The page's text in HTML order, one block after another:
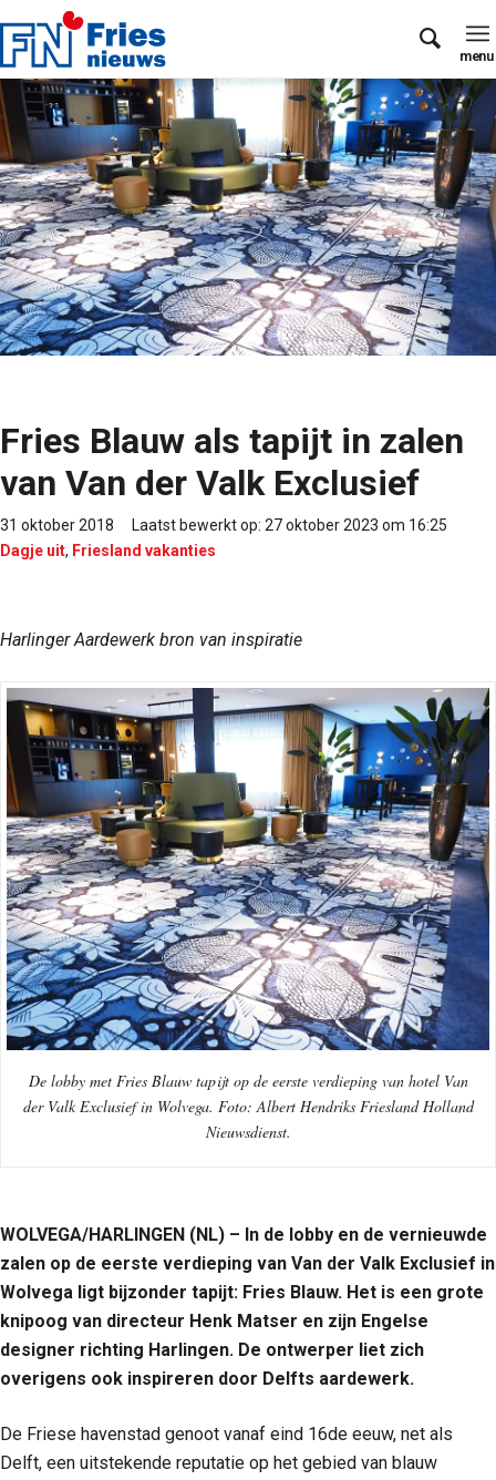
Fries Blauw als tapijt in zalen
van Van der Valk Exclusief
31 oktober 2018
Laatst bewerkt op: 27 oktober 2023 om 16:25
Dagje uit, Friesland vakanties
Harlinger Aardewerk bron van inspiratie
De lobby met Fries Blauw tapijt op de eerste verdieping van hotel Van
der Valk Exclusief in Wolvega. Foto: Albert Hendriks Friesland Holland
Nieuwsdienst.
WOLVEGA/HARLINGEN (NL) – In de lobby en de vernieuwde
zalen op de eerste verdieping van Van der Valk Exclusief in
Wolvega ligt bijzonder tapijt: Fries Blauw. Het is een grote
knipoog van directeur Henk Matser en zijn Engelse
designer richting Harlingen. De ontwerper liet zich
overigens ook inspireren door Delfts aardewerk.
De Friese havenstad genoot vanaf eind 16de eeuw, net als
Delft, een uitstekende reputatie op het gebied van blauw